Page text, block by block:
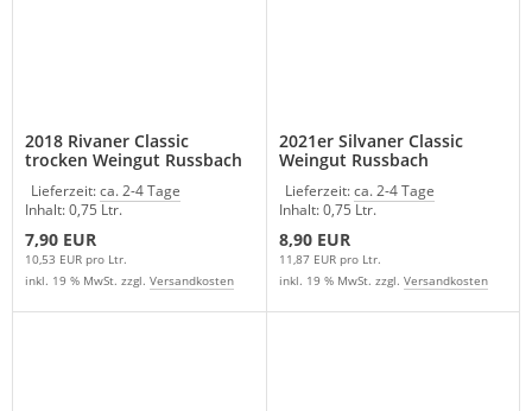
2018 Rivaner Classic
trocken Weingut Russbach
Lieferzeit:ca. 2-4 Tage
Inhalt: 0,75 Ltr.
7,90 EUR
10,53 EUR pro Ltr.
inkl. 19 % MwSt. zzgl. Versandkosten
2021er Silvaner Classic
Weingut Russbach
Lieferzeit:ca. 2-4 Tage
Inhalt: 0,75 Ltr.
8,90 EUR
11,87 EUR pro Ltr.
inkl. 19 % MwSt. zzgl. Versandkosten